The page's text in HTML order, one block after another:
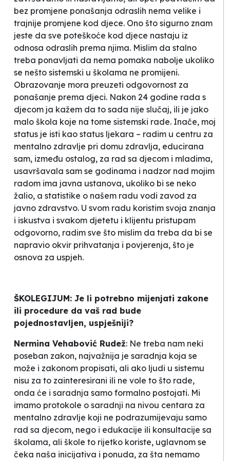
bez promjene ponašanja odraslih nema velike i
trajnije promjene kod djece. Ono što sigurno znam
jeste da sve poteškoće kod djece nastaju iz
odnosa odraslih prema njima. Mislim da stalno
treba ponavljati da nema pomaka nabolje ukoliko
se nešto sistemski u školama ne promijeni.
Obrazovanje mora preuzeti odgovornost za
ponašanje prema djeci. Nakon 24 godine rada s
djecom ja kažem da to sada nije slučaj, ili je jako
malo škola koje na tome sistemski rade. Inače, moj
status je isti kao status ljekara – radim u centru za
mentalno zdravlje pri domu zdravlja, educirana
sam, između ostalog, za rad sa djecom i mladima,
usavršavala sam se godinama i nadzor nad mojim
radom ima javna ustanova, ukoliko bi se neko
žalio, a statistike o našem radu vodi zavod za
javno zdravstvo. U svom radu koristim svoja znanja
i iskustva i svakom djetetu i klijentu pristupam
odgovorno, radim sve što mislim da treba da bi se
napravio okvir prihvatanja i povjerenja, što je
osnova za uspjeh.
ŠKOLEGIJUM: Je li potrebno mijenjati zakone
ili procedure da vaš rad bude
pojednostavljen, uspješniji?
Nermina Vehabović Rudež: Ne treba nam neki
poseban zakon, najvažnija je saradnja koja se
može i zakonom propisati, ali ako ljudi u sistemu
nisu za to zainteresirani ili ne vole to što rade,
onda će i saradnja samo formalno postojati. Mi
imamo protokole o saradnji na nivou centara za
mentalno zdravlje koji ne podrazumijevaju samo
rad sa djecom, nego i edukacije ili konsultacije sa
školama, ali škole to rijetko koriste, uglavnom se
čeka naša inicijativa i ponuda, za šta nemamo